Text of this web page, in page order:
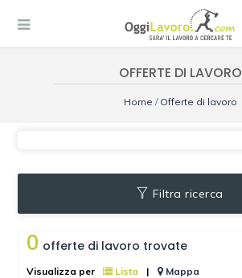
OFFERTE DI LAVORO
Home / Offerte di lavoro
Filtra ricerca
0 offerte di lavoro trovate
Visualizza per Lista | Mappa